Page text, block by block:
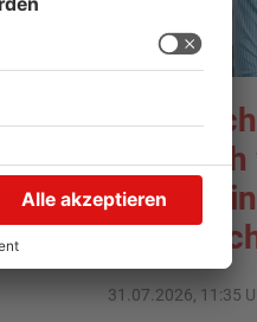
31.07.2026, 11:35